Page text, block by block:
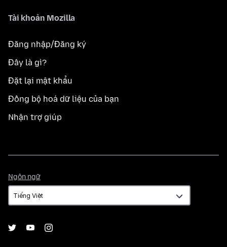
Tài khoản Mozilla
Đăng nhập/Đăng ký
Đây là gì?
Đặt lại mật khẩu
Đồng bộ hoá dữ liệu của bạn
Nhận trợ giúp
Ngôn ngữ
ngữ